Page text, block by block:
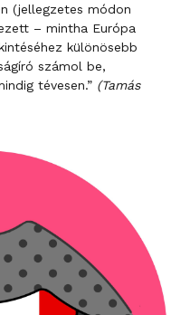
(jellegzetes módon
– mintha Európa
különösebb
számol be,
tévesen.” (Tamás